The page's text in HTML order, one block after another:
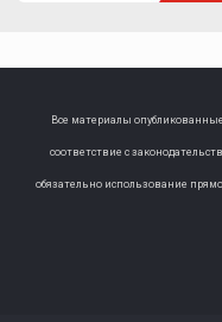
Все материалы
соответствие с
обязательно использование